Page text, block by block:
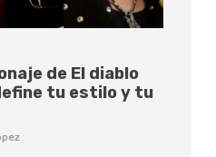
de El diablo
tu estilo y tu